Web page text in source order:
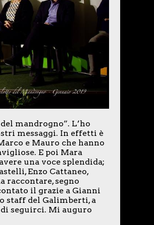
mandrogno”. L’ho
messaggi. In effetti è
e Mauro che hanno
E poi Mara
una voce splendida;
Enzo Cattaneo,
raccontare, segno
il grazie a Gianni
staff del Galimberti, a
seguirci. Mi auguro